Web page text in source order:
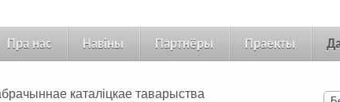
Пра нас Навіны Партнёры Праекты
каталіцкае таварыства